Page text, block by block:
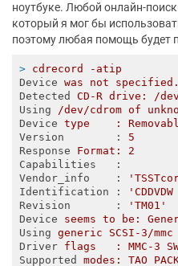
ноутбуке. Любой онлайн-поиск
который я мог бы
поэтому любая помощь будет
> cdrecord -atip
Device
was not
Detected
CD-R drive: /
Using
/dev/cdrom of
Device
type    : Removable
Version
        :
5
Response
Format: 2
Capabilities
   :
Vendor_info
    :
Identification :
Revision
       :
'TM01'
Device
seems to be:
Using
generic SCSI-3/
Driver flags   : MMC-3
Supported
modes: TAO